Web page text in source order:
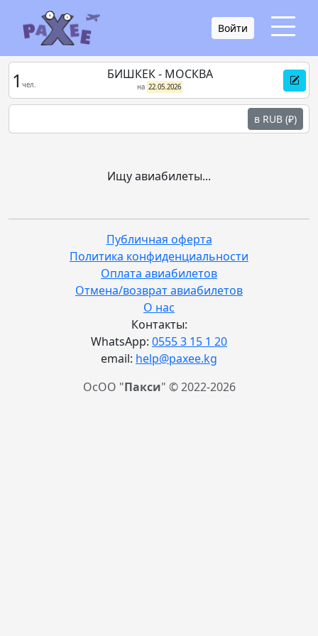
Войти
1 чел.
БИШКЕК - МОСКВА
на 22.05.2026
в RUB (₽)
Ищу авиабилеты...
Публичная оферта
Политика конфиденциальности
Оплата авиабилетов
Отмена/возврат авиабилетов
О нас
Контакты:
WhatsApp: 0555 3 15 1 20
email: help@paxee.kg
ОсОО "Пакси" © 2022-2026